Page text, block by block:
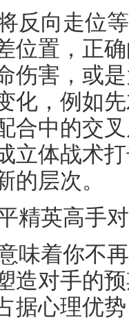
反向走位
位置，正
伤害，或
化，例如
合中的交
立体战术
的层次。
精英高手
味着你不
造对手的
据心理优